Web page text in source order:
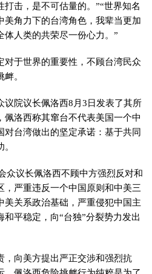
击，是不可估量的。”“世界知名
美角力下的台湾角色，我辈当更加
人类的共荣尽一份心力。”
对于世界的重要性，不顾台湾民众
。
议院议长佩洛西8月3日发表了其所
洛西称其窜台不代表美国一个中
对台湾做出的坚定承诺：基于共同
众议长佩洛西不顾中方强烈反对和
，严重违反一个中国原则和中美三
美关系政治基础，严重侵犯中国主
平稳定，向“台独”分裂势力发出
，向美方提出严正交涉和强烈抗